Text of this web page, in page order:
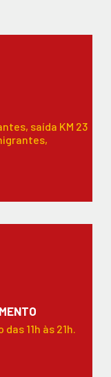
saída KM 23
11h às 21h.